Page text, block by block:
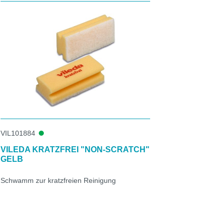
VIL101884
VILEDA KRATZFREI "NON-SCRATCH"
GELB
Schwamm zur kratzfreien Reinigung